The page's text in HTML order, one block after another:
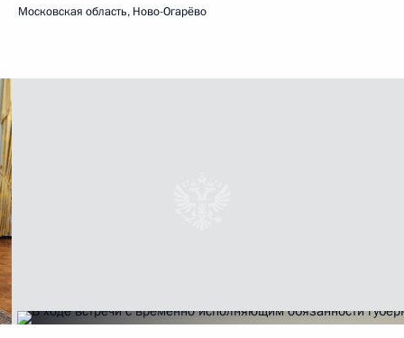
Московская область, Ново-Огарёво